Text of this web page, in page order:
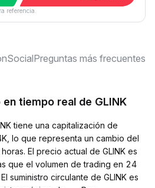
referencia.
SocialPreguntas más frecuentes
tiempo real de GLINK
tiene una capitalización de
lo que representa un cambio del
El precio actual de GLINK es
que el volumen de trading en 24
suministro circulante de GLINK es